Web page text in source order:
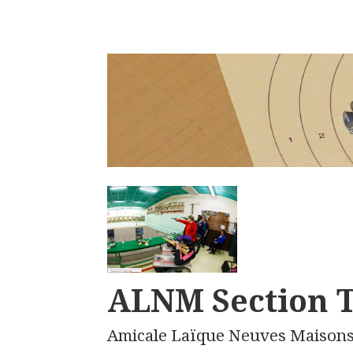
ALNM Section
Amicale Laïque Neuves